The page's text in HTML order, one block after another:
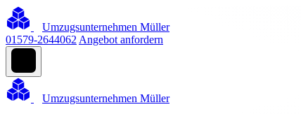
Umzugsunternehmen Müller
01579-2644062 Angebot anfordern
Umzugsunternehmen Müller